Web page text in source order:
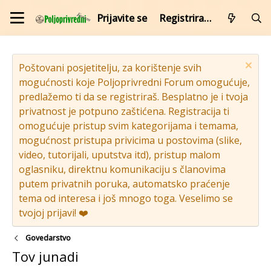
Prijavite se Registrirajte se
Poštovani posjetitelju, za korištenje svih
mogućnosti koje Poljoprivredni Forum omogućuje,
predlažemo ti da se registriraš. Besplatno je i tvoja
privatnost je potpuno zaštićena. Registracija ti
omogućuje pristup svim kategorijama i temama,
mogućnost pristupa privicima u postovima (slike,
video, tutorijali, uputstva itd), pristup malom
oglasniku, direktnu komunikaciju s članovima
putem privatnih poruka, automatsko praćenje
tema od interesa i još mnogo toga. Veselimo se
tvojoj prijavi! ❤️
Govedarstvo
Tov junadi